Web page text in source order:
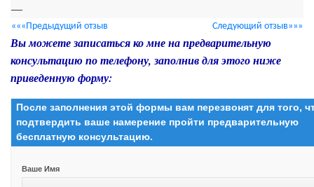
—
«««Предыдущий отзыв Следующий отзыв»»»
Вы можете записаться ко мне на предварительную
консультацию по телефону, заполнив для этого ниже
приведенную форму:
После заполнения этой формы вам перезвонят для того,
подтвердить ваше намерение пройти предварительную
бесплатную консультацию.
Ваше Имя